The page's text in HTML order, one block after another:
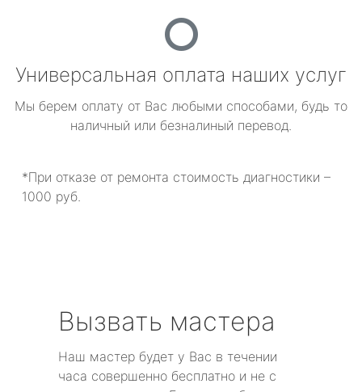
Универсальная оплата наших услуг
Мы берем оплату от Вас любыми способами, будь то
наличный или безналиный перевод.
*При отказе от ремонта стоимость диагностики –
1000 руб.
Вызвать мастера
Наш мастер будет у Вас в течении
часа совершенно бесплатно и не с